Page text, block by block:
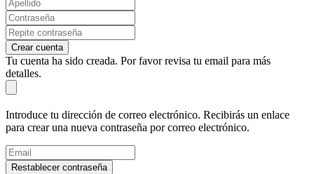
Crear cuenta
Tu cuenta ha sido creada. Por favor revisa tu email para más
detalles.
Introduce tu dirección de correo electrónico. Recibirás un enlace
para crear una nueva contraseña por correo electrónico.
Restablecer contraseña